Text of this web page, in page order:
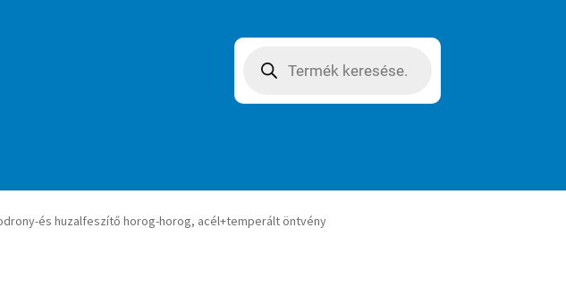
search
és huzalfeszítő horog-horog, acél+temperált öntvény